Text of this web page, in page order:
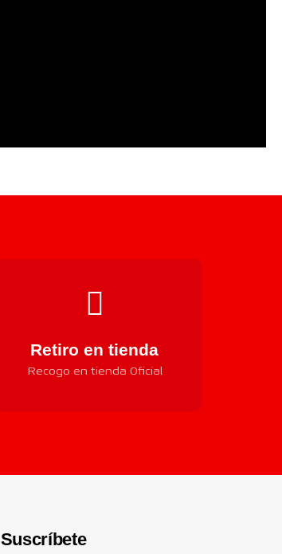
Retiro en tienda
Recogo en tienda Oficial
Suscríbete